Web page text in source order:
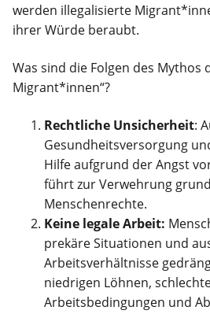
werden illegalisierte
ihrer Würde beraubt.
Was sind die Folgen des Mythos
Migrant*innen“?
Rechtliche Unsicherheit:
Gesundheitsversorgung
Hilfe aufgrund der Angst
führt zur Verwehrung
Menschenrechte.
Keine legale Arbeit:
prekäre Situationen und
Arbeitsverhältnisse
niedrigen Löhnen,
Arbeitsbedingungen und